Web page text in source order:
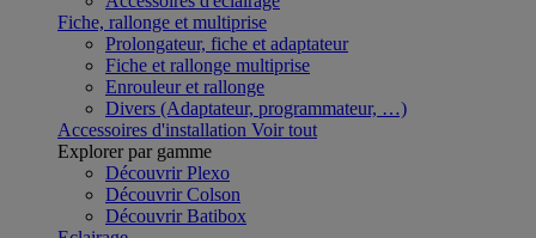
Fiche, rallonge et multiprise
Prolongateur, fiche et adaptateur
Fiche et rallonge multiprise
Enrouleur et rallonge
Divers (Adaptateur, programmateur, …)
Accessoires d'installation Voir tout
Explorer par gamme
Découvrir Plexo
Découvrir Colson
Découvrir Batibox